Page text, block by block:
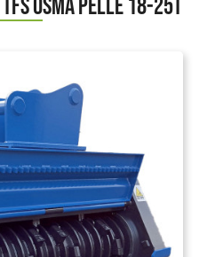
TFS OSMA PELLE 18-25T